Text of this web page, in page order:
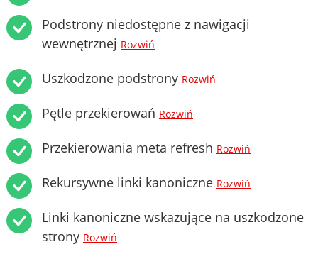
Podstrony niedostępne z nawigacji
wewnętrznej Rozwiń
Uszkodzone podstrony Rozwiń
Pętle przekierowań Rozwiń
Przekierowania meta refresh Rozwiń
Rekursywne linki kanoniczne Rozwiń
Linki kanoniczne wskazujące na uszkodzone
strony Rozwiń